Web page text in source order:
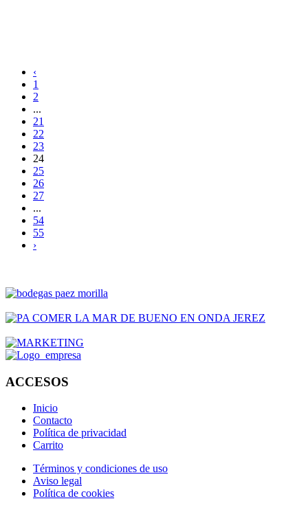
‹
1
2
...
21
22
23
24
25
26
27
...
54
55
›
ACCESOS
Inicio
Contacto
Política de privacidad
Carrito
Términos y condiciones de uso
Aviso legal
Política de cookies